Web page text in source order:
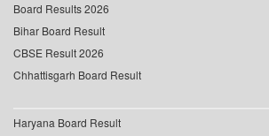
Board Results 2026
Bihar Board Result
CBSE Result 2026
Chhattisgarh Board Result
Haryana Board Result